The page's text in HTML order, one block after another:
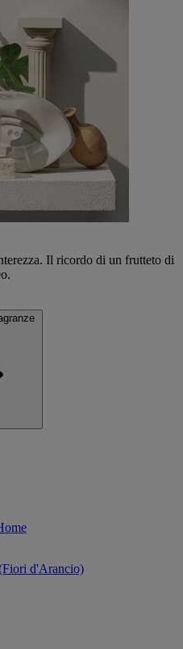
Il ricordo di un frutteto di
d'Arancio)